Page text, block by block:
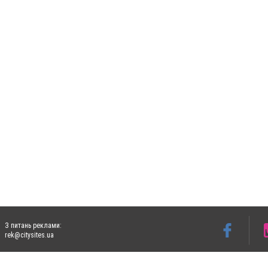
З питань реклами:
rek@citysites.ua